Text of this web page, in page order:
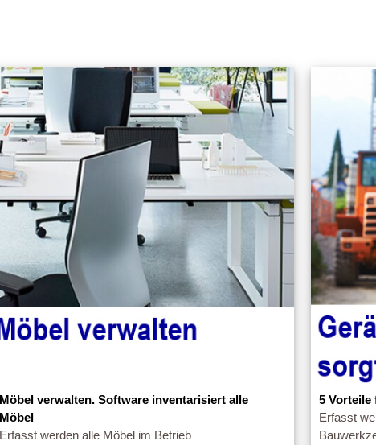
Möbel verwalten. Software inventarisiert alle
Möbel
Erfasst werden alle Möbel im Betrieb
5 Vorteile
Erfasst